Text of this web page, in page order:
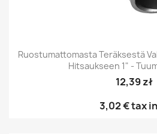
Ruostumattomasta Teräksestä
Hitsaukseen 1" -
12,39 zł
3,02 €tax